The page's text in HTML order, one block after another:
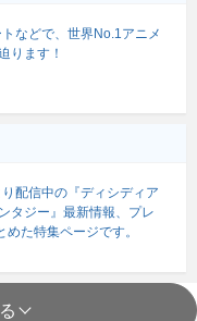
などで、世界No.1アニメ
ります！
配信中の『ディシディア
タジー』最新情報、プレ
た特集ページです。